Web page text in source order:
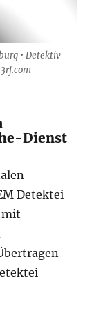
• Detektiv
Dienst
Detektei
mit